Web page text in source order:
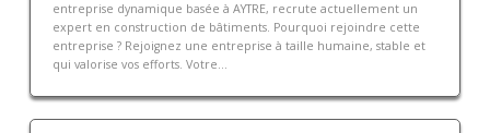
entreprise dynamique basée à AYTRE, recrute actuellement un
expert en construction de bâtiments. Pourquoi rejoindre cette
entreprise ? Rejoignez une entreprise à taille humaine, stable et
qui valorise vos efforts. Votre...